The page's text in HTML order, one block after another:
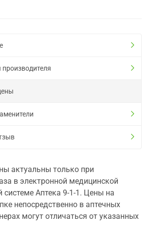
производителя
актуальны только при
в электронной медицинской
Аптека 9-1-1. Цены на
непосредственно в аптечных
могут отличаться от указанных